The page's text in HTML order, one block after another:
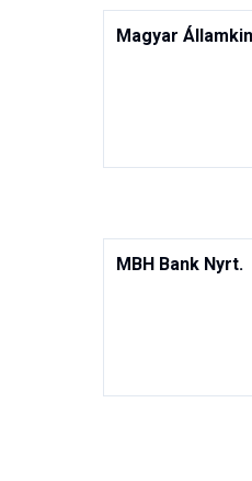
Magyar
MBH Bank Nyrt.